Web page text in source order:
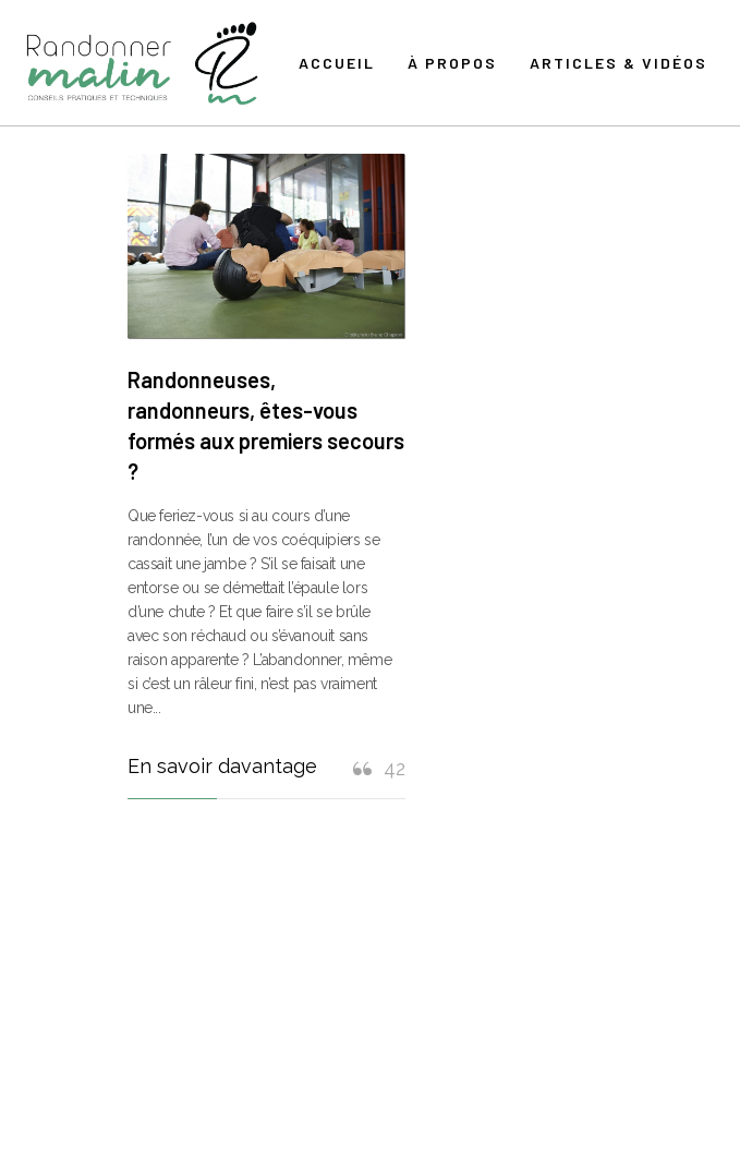
ACCUEIL À PROPOS ARTICLES & VIDÉOS
Randonneuses,
randonneurs, êtes-vous
formés aux premiers secours
?
Que feriez-vous si au cours d’une
randonnée, l’un de vos coéquipiers se
cassait une jambe ? S’il se faisait une
entorse ou se démettait l’épaule lors
d’une chute ? Et que faire s’il se brûle
avec son réchaud ou s’évanouit sans
raison apparente ? L’abandonner, même
si c’est un râleur fini, n’est pas vraiment
une...
En savoir davantage 42